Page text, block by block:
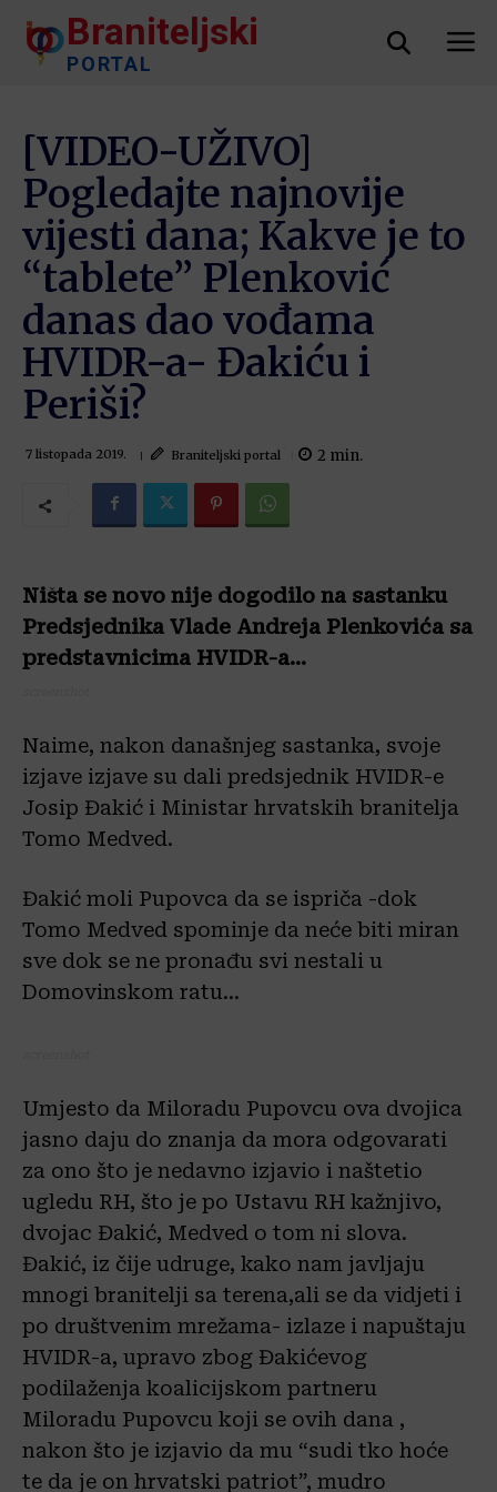
Braniteljski
PORTAL
[VIDEO-UŽIVO]
Pogledajte najnovije
vijesti dana; Kakve je to
“tablete” Plenković
danas dao vođama
HVIDR-a- Đakiću i
Periši?
7 listopada 2019. Braniteljski portal 2 min.
Ništa se novo nije dogodilo na sastanku
Predsjednika Vlade Andreja Plenkovića sa
predstavnicima HVIDR-a…
Naime, nakon današnjeg sastanka, svoje
izjave izjave su dali predsjednik HVIDR-e
Josip Đakić i Ministar hrvatskih branitelja
Tomo Medved.
Đakić moli Pupovca da se ispriča -dok
Tomo Medved spominje da neće biti miran
sve dok se ne pronađu svi nestali u
Domovinskom ratu…
Umjesto da Miloradu Pupovcu ova dvojica
jasno daju do znanja da mora odgovarati
za ono što je nedavno izjavio i naštetio
ugledu RH, što je po Ustavu RH kažnjivo,
dvojac Đakić, Medved o tom ni slova.
Đakić, iz čije udruge, kako nam javljaju
mnogi branitelji sa terena,ali se da vidjeti i
po društvenim mrežama- izlaze i napuštaju
HVIDR-a, upravo zbog Đakićevog
podilaženja koalicijskom partneru
Miloradu Pupovcu koji se ovih dana ,
nakon što je izjavio da mu “sudi tko hoće
te da je on hrvatski patriot”, mudro